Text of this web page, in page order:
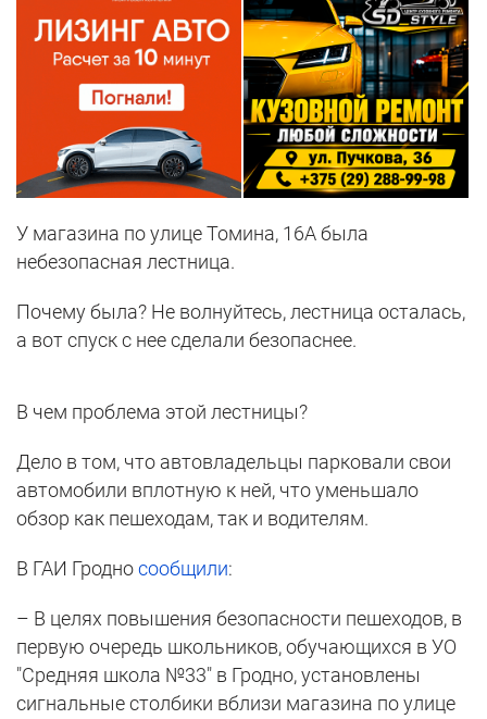
У магазина по улице Томина, 16А была
небезопасная лестница.
Почему была? Не волнуйтесь, лестница осталась,
а вот спуск с нее сделали безопаснее.
В чем проблема этой лестницы?
Дело в том, что автовладельцы парковали свои
автомобили вплотную к ней, что уменьшало
обзор как пешеходам, так и водителям.
В ГАИ Гродносообщили:
– В целях повышения безопасности пешеходов, в
первую очередь школьников, обучающихся в УО
"Средняя школа №33" в Гродно, установлены
сигнальные столбики вблизи магазина по улице